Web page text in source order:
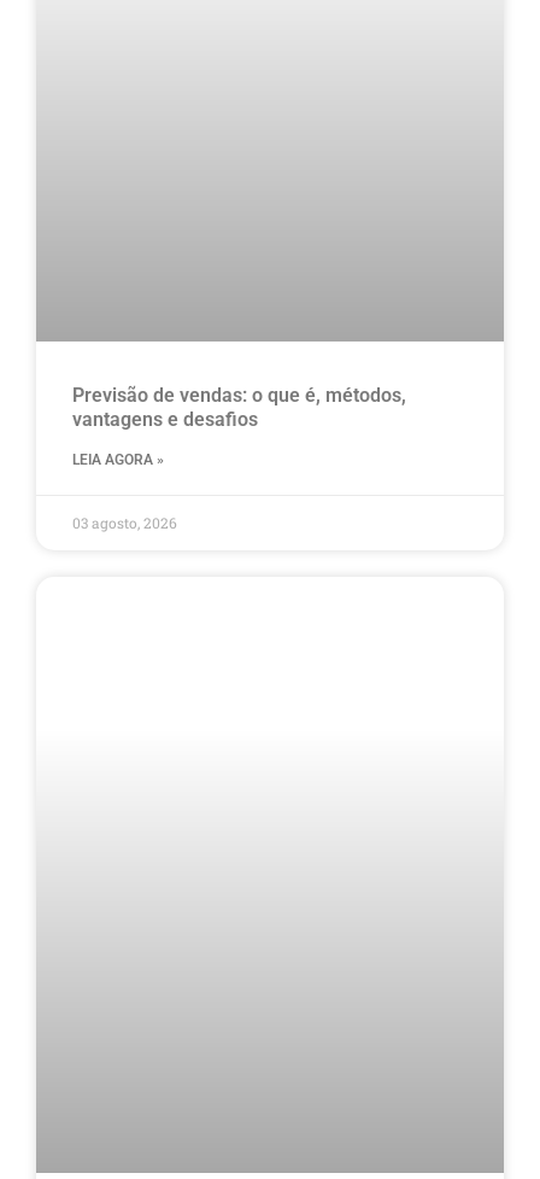
Previsão de vendas: o que é, métodos,
vantagens e desafios
LEIA AGORA »
03 agosto, 2026